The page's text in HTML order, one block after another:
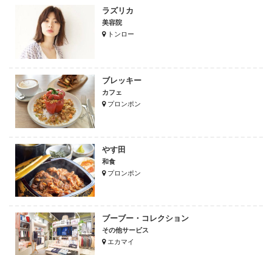
ラズリカ
美容院
トンロー
ブレッキー
カフェ
プロンポン
やす田
和食
プロンポン
ブーブー・コレクション
その他サービス
エカマイ